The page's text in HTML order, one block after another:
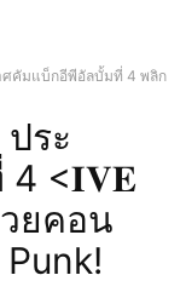
ศคัมแบ็กอีพีอัลบั้มที่ 4 พลิก
ระ
4 <𝐈𝐕𝐄
ยคอน